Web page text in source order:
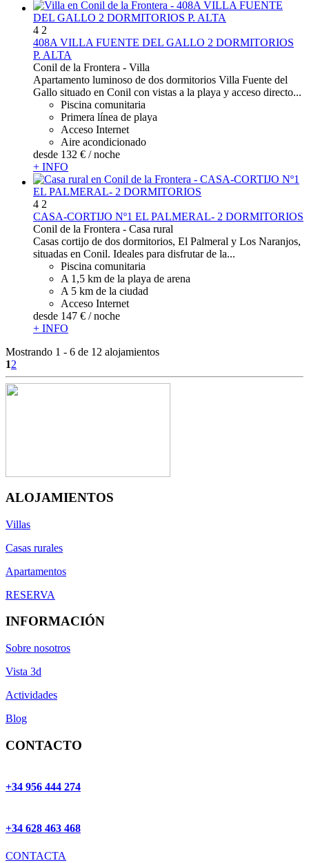
4 2
408A VILLA FUENTE DEL GALLO 2 DORMITORIOS
P. ALTA
Conil de la Frontera - Villa
Apartamento luminoso de dos dormitorios Villa Fuente del
Gallo situado en Conil con vistas a la playa y acceso directo...
Piscina comunitaria
Primera línea de playa
Acceso Internet
Aire acondicionado
desde 132 € / noche
+ INFO
4 2
CASA-CORTIJO Nº1 EL PALMERAL- 2 DORMITORIOS
Conil de la Frontera - Casa rural
Casas cortijo de dos dormitorios, El Palmeral y Los Naranjos,
situadas en Conil. Ideales para disfrutar de la...
Piscina comunitaria
A 1,5 km de la playa de arena
A 5 km de la ciudad
Acceso Internet
desde 147 € / noche
+ INFO
Mostrando 1 - 6 de 12 alojamientos
12
ALOJAMIENTOS
Villas
Casas rurales
Apartamentos
RESERVA
INFORMACIÓN
Sobre nosotros
Vista 3d
Actividades
Blog
CONTACTO
+34 956 444 274
+34 628 463 468
CONTACTA